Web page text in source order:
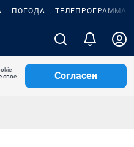
ПОГОДА ТЕЛЕПРОГРАММА
свое
Согласен